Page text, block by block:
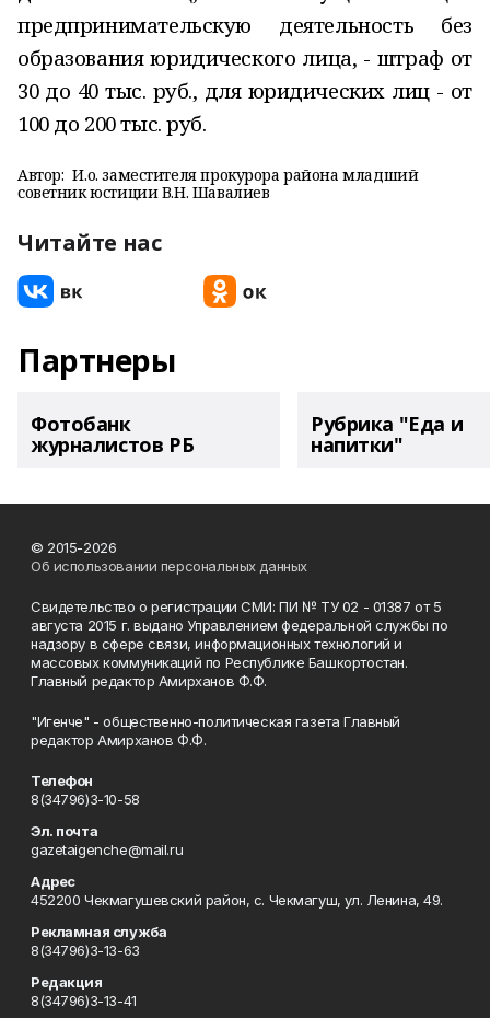
предпринимательскую деятельность без
образования юридического лица, - штраф от
30 до 40 тыс. руб., для юридических лиц - от
100 до 200 тыс. руб.
Автор: И.о. заместителя прокурора района младший
советник юстиции В.Н. Шавалиев
Читайте нас
Партнеры
Фотобанк
журналистов РБ
Рубрика "Еда и
напитки"
© 2015-2026
Об использовании персональных данных
Свидетельство о регистрации СМИ: ПИ № ТУ 02 - 01387 от 5
августа 2015 г. выдано Управлением федеральной службы по
надзору в сфере связи, информационных технологий и
массовых коммуникаций по Республике Башкортостан.
Главный редактор Амирханов Ф.Ф.
"Игенче" - общественно-политическая газета Главный
редактор Амирханов Ф.Ф.
Телефон
8(34796)3-10-58
Эл. почта
gazetaigenche@mail.ru
Адрес
452200 Чекмагушевский район, с. Чекмагуш, ул. Ленина, 49.
Рекламная служба
8(34796)3-13-63
Редакция
8(34796)3-13-41